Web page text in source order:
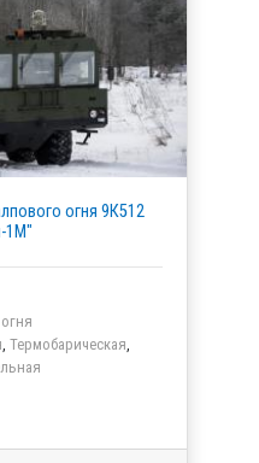
огня 9К512
1М"
, Термобарическая,